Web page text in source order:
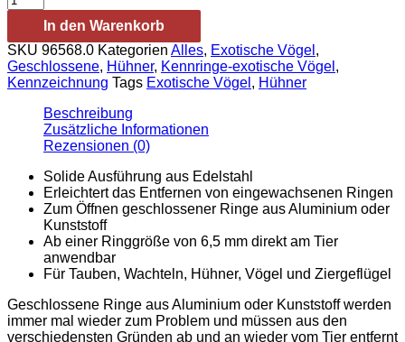
zum
Schneiden
/
Ring
pliers
cutting
Menge
In den Warenkorb
SKU 96568.0 Kategorien Alles, Exotische Vögel ,
Geschlossene, Hühner, Kennringe-exotische Vögel ,
Kennzeichnung Tags Exotische Vögel , Hühner
Beschreibung
Zusätzliche Informationen
Rezensionen (0)
Solide Ausführung aus Edelstahl
Erleichtert das Entfernen von eingewachsenen Ringen
Zum Öffnen geschlossener Ringe aus Aluminium oder
Kunststoff
Ab einer Ringgröße von 6,5 mm direkt am Tier
anwendbar
Für Tauben, Wachteln, Hühner, Vögel und Ziergeflügel
Geschlossene Ringe aus Aluminium oder Kunststoff werden
immer mal wieder zum Problem und müssen aus den
verschiedensten Gründen ab und an wieder vom Tier entfernt